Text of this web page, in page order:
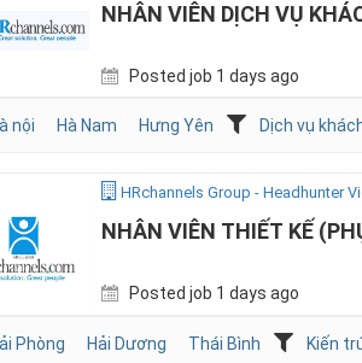
NHÂN VIÊN DỊCH VỤ
Posted job 1 days ago
nội Hà Nam Hưng Yên Dịch vụ
HRchannels Group - Headhunter
NHÂN VIÊN THIẾT KẾ
Posted job 1 days ago
Phòng Hải Dương Thái Bình Kiến